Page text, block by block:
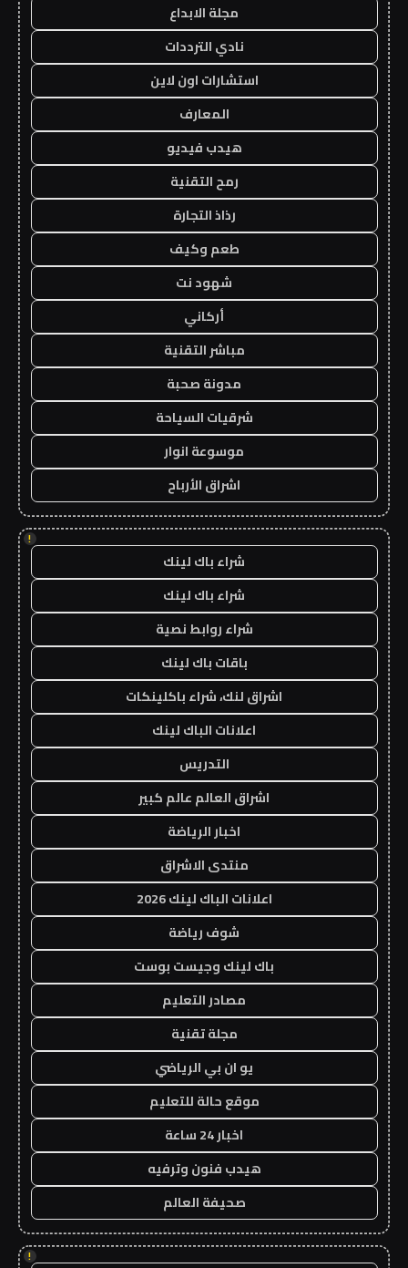
مجلة الابداع
نادي الترددات
استشارات اون لاين
المعارف
هيدب فيديو
رمح التقنية
رذاذ التجارة
طعم وكيف
شهود نت
أركاني
مباشر التقنية
مدونة صحبة
شرقيات السياحة
موسوعة انوار
اشراق الأرباح
!
شراء باك لينك
شراء باك لينك
شراء روابط نصية
باقات باك لينك
اشراق لنك، شراء باكلينكات
اعلانات الباك لينك
التدريس
اشراق العالم عالم كبير
اخبار الرياضة
منتدى الاشراق
اعلانات الباك لينك 2026
شوف رياضة
باك لينك وجيست بوست
مصادر التعليم
مجلة تقنية
يو ان بي الرياضي
موقع حالة للتعليم
اخبار 24 ساعة
هيدب فنون وترفيه
صحيفة العالم
!